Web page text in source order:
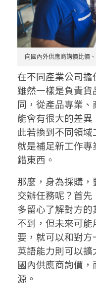
向國內外供應商詢價比價
在不同產業公司擔
雖然一樣是負責
同，從產品專業
能會有很大的差異
此若換到不同領
就是補足新工作專
錯東西。
那麼，身為採購，
交辦任務呢？首
多留心了解對方的
不到，但未來可
要，就可以和對
英語能力則可以擴
國內供應商詢價
源。